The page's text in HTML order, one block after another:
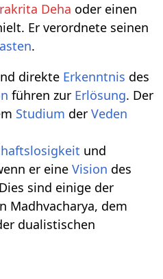
Deha oder einen
Er verordnete seinen
.
direkte Erkenntnis des
führen zur Erlösung. Der
Studium derVeden
und
er eineVision des
sind einige der
Madhvacharya, dem
dualistischen